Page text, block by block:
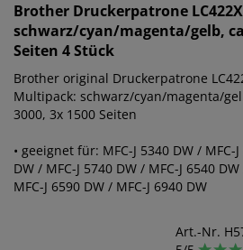
Brother Druckerpatrone
schwarz/cyan/magenta/gelb,
Seiten 4 Stück
Brother original Druckerpatrone
Multipack: schwarz/cyan/magenta/
3000, 3x 1500 Seiten
• geeignet für: MFC-J 5340 DW / MFC-
DW / MFC-J 5740 DW / MFC-J 6540
MFC-J 6590 DW / MFC-J 6940 DW
Art.-Nr.